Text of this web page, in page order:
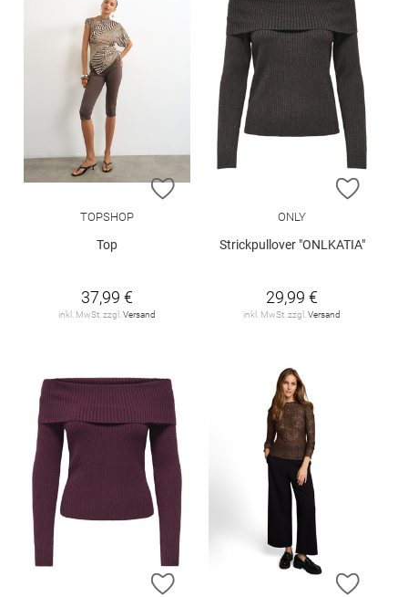
ZUR WUNSCHLISTE HINZUFÜGEN
TOPSHOP
Top
37,99 €
inkl. MwSt. zzgl. Versand
ZUR
ONLY
Strickpullover "ONLKATIA"
29,99 €
inkl. MwSt. zzgl. Versand
ZUR WUNSCHLISTE HINZUFÜGEN
ZUR